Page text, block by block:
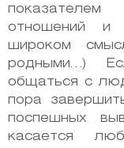
отношений и
широком
родными…)
общаться с
пора
поспешных
касается